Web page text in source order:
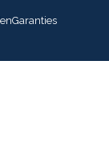
Garanties